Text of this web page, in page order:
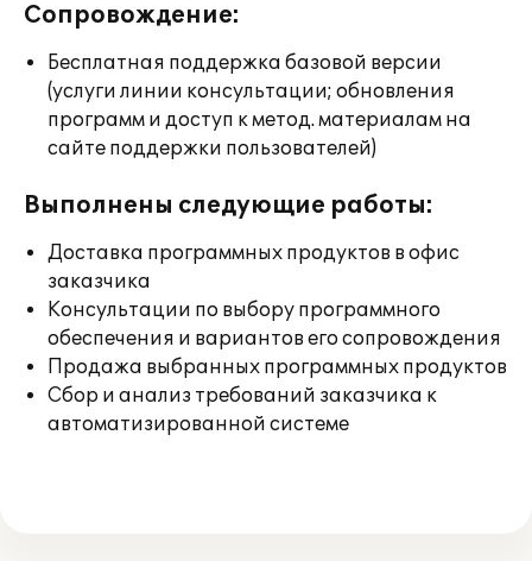
Сопровождение:
Бесплатная поддержка базовой версии
(услуги линии консультации; обновления
программ и доступ к метод. материалам на
сайте поддержки пользователей)
Выполнены следующие работы:
Доставка программных продуктов в офис
заказчика
Консультации по выбору программного
обеспечения и вариантов его сопровождения
Продажа выбранных программных продуктов
Сбор и анализ требований заказчика к
автоматизированной системе